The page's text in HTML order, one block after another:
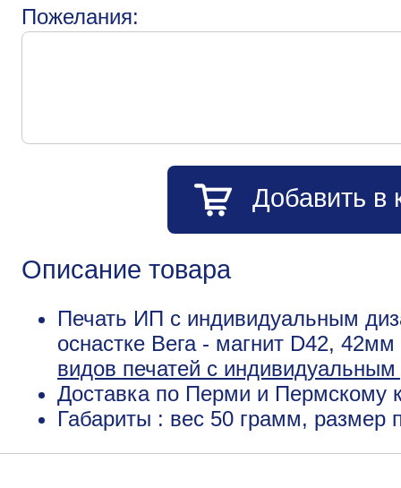
Пожелания:
Добавить в
Описание товара
Печать ИП с индивидуальным
оснастке Вега - магнит D42,
видов печатей с
Доставка по Перми и Пермскому
Габариты : вес 50 грамм, размер